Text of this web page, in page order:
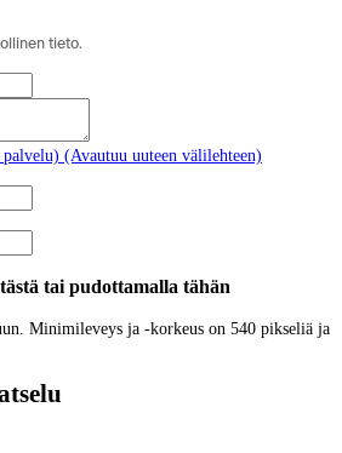
tieto.
(Avautuu uuteen välilehteen)
tai pudottamalla tähän
Minimileveys ja -korkeus on 540 pikseliä ja